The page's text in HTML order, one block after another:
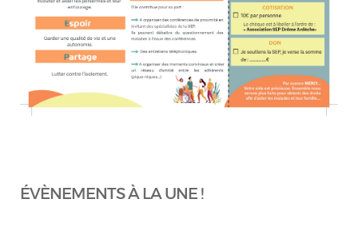
ÉVÈNEMENTS À LA UNE !